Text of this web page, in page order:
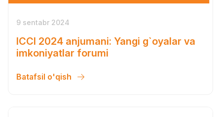
9 sentabr 2024
ICCI 2024 anjumani: Yangi g`oyalar va
imkoniyatlar forumi
Batafsil o'qish